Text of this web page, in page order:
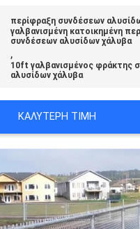
περίφραξη συνδέσεων
γαλβανισμένη κατοικημένη
συνδέσεων αλυσίδων χάλυβα
,
10ft γαλβανισμένος φράκτης
αλυσίδων χάλυβα
ΚΑΛΎΤΕΡΗ ΤΙΜΉ